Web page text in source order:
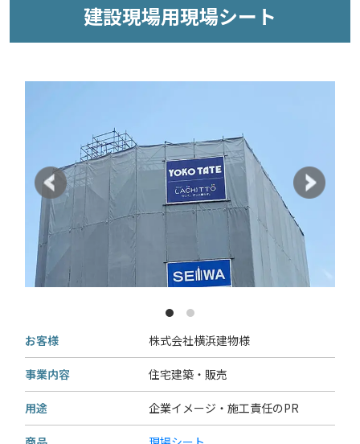
建設現場用現場シート
お客様 株式会社横浜建物様
事業内容 住宅建築・販売
用途 企業イメージ・施工責任のPR